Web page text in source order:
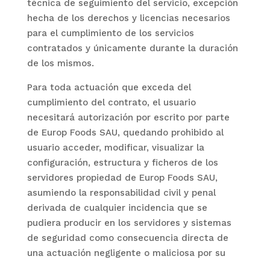
técnica de seguimiento del servicio, excepción
hecha de los derechos y licencias necesarios
para el cumplimiento de los servicios
contratados y únicamente durante la duración
de los mismos.
Para toda actuación que exceda del
cumplimiento del contrato, el usuario
necesitará autorización por escrito por parte
de Europ Foods SAU, quedando prohibido al
usuario acceder, modificar, visualizar la
configuración, estructura y ficheros de los
servidores propiedad de Europ Foods SAU,
asumiendo la responsabilidad civil y penal
derivada de cualquier incidencia que se
pudiera producir en los servidores y sistemas
de seguridad como consecuencia directa de
una actuación negligente o maliciosa por su